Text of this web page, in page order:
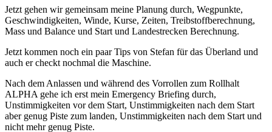
Jetzt gehen wir gemeinsam meine Planung durch, Wegpunkte,
Geschwindigkeiten, Winde, Kurse, Zeiten, Treibstoffberechnung,
Mass und Balance und Start und Landestrecken Berechnung.
Jetzt kommen noch ein paar Tips von Stefan für das Überland und
auch er checkt nochmal die Maschine.
Nach dem Anlassen und während des Vorrollen zum Rollhalt
ALPHA gehe ich erst mein Emergency Briefing durch,
Unstimmigkeiten vor dem Start, Unstimmigkeiten nach dem Start
aber genug Piste zum landen, Unstimmigkeiten nach dem Start und
nicht mehr genug Piste.